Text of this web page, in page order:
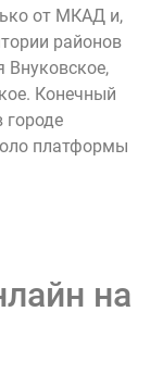
от МКАД и,
районов
Внуковское,
Конечный
городе
платформы
на